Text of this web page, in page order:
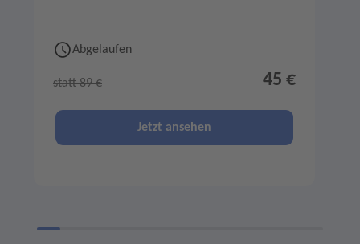
Abgelaufen
statt 89 € 45 €
Jetzt ansehen